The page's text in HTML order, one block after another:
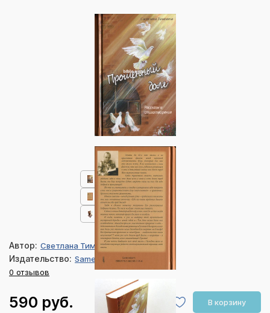
Автор: Светлана Тимохина
Издательство: Samenkorn
0 отзывов
590 руб. В корзину